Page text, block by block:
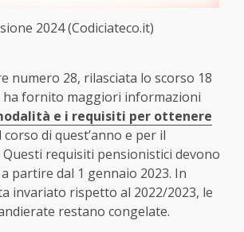
2024 (Codiciateco.it)
numero 28, rilasciata lo scorso 18
ha fornito maggiori informazioni
e i requisiti per ottenere
corso di quest’anno e per il
requisiti pensionistici devono
partire dal 1 gennaio 2023. In
invariato rispetto al 2022/2023, le
restano congelate.